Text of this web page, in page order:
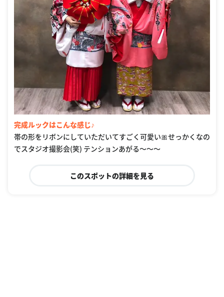
完成ルックはこんな感じ♪
帯の形をリボンにしていただいてすごく可愛い🎀せっかくなの
でスタジオ撮影会(笑) テンションあがる〜〜〜
このスポットの詳細を見る